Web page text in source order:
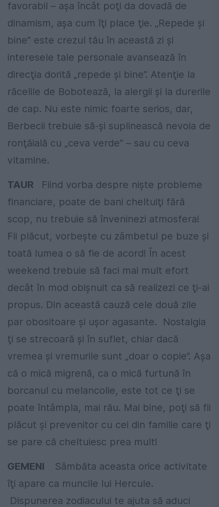
favorabil – aşa încât poţi da dovadă de
dinamism, aşa cum îţi place ţie. „Repede şi
bine” este crezul tău în această zi şi
interesele tale personale avansează în
direcţia dorită „repede şi bine”. Atenţie la
răcelile de Bobotează, la alergii şi la durerile
de cap. Nu este nimic foarte serios, dar,
Berbecii trebuie să-şi suplinească nevoia de
ronţăială cu „ceva verde” – sau cu ceva
vitamine.
TAUR
Fiind vorba despre nişte probleme
financiare, poate de bani cheltuiţi fără
scop, nu trebuie să înveninezi atmosfera!
Fii plăcut, vorbeşte cu zâmbetul pe buze şi
toată lumea o să fie de acord! În acest
weekend trebuie să faci mai mult efort
decât în mod obişnuit ca să realizezi ce ţi-ai
propus. Din această cauză cele două zile
par obositoare şi uşor agasante. Nostalgia
ţi se strecoară şi în suflet, chiar dacă
vremea şi vremurile sunt „doar o copie”. Aşa
că o mică migrenă, ca o mică furtună în
borcanul cu melancolie, este tot ce ţi se
poate întâmpla, mai rău. Mai bine, poţi să fii
plăcut şi prevenitor cu cei din familie care ţi
se pare că cheltuiesc prea mult!
GEMENI
Sâmbăta aceasta orice activitate
îţi apare ca muncile lui Hercule.
Dispunerea zodiacului te ajuta să aduci